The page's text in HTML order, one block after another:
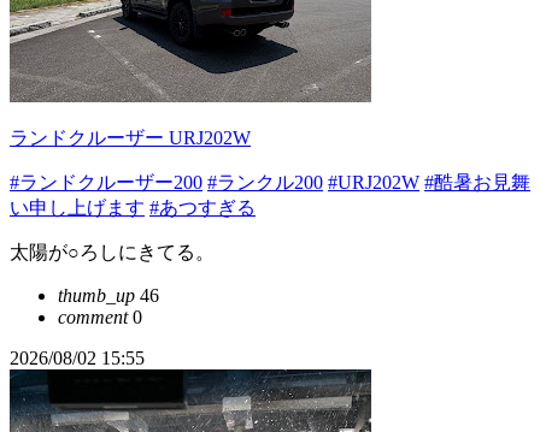
ランドクルーザー URJ202W
#ランドクルーザー200 #ランクル200 #URJ202W #酷暑お見舞
い申し上げます #あつすぎる
太陽が○ろしにきてる。
thumb_up 46
comment0
2026/08/02 15:55